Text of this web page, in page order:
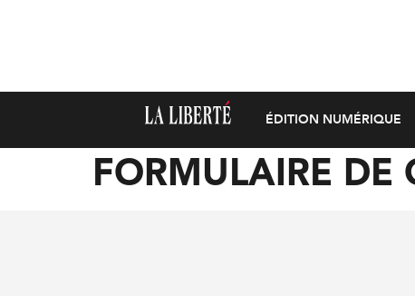
ÉDITION NUMÉRIQUE
FORMULAIRE DE